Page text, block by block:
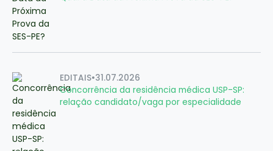
EDITAIS•31.07.2026
Concorrência da residência médica USP-SP:
relação candidato/vaga por especialidade